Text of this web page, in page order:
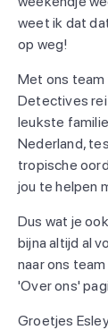
weet ik dat
op weg!
Met ons team
Detectives
leukste
Nederland,
tropische
jou te helpen
Dus wat je
bijna altijd al
naar ons
'Over ons'
Groetjes